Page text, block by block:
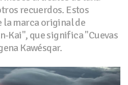
recuerdos. Estos
la marca original de
Kai", que significa "Cuevas
Kawésqar.